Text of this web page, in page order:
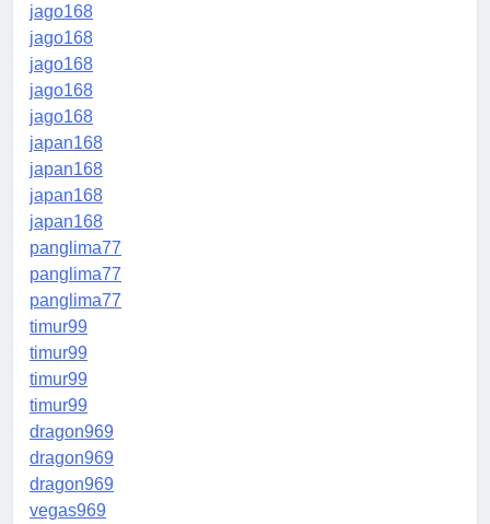
jago168
jago168
jago168
jago168
jago168
japan168
japan168
japan168
japan168
panglima77
panglima77
panglima77
timur99
timur99
timur99
timur99
dragon969
dragon969
dragon969
vegas969